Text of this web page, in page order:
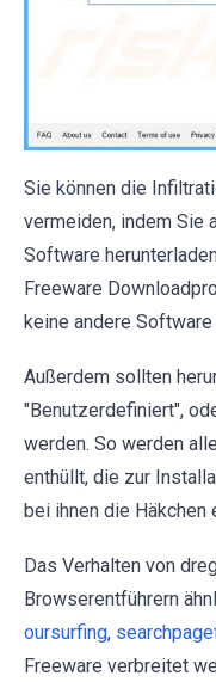
Sie können die
vermeiden, indem Sie
Software
Freeware
keine andere
Außerdem sollten
"Benutzerdefiniert",
werden. So werden
enthüllt, die zur
bei ihnen die Häkchen
Das Verhalten von
Browserentführern
oursurfing,
Freeware verbreitet